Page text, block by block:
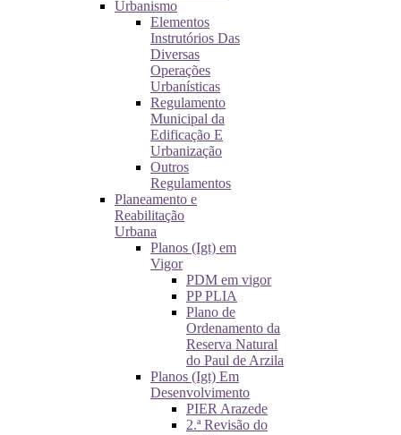
Urbanismo
Elementos
Instrutórios Das
Diversas
Operações
Urbanísticas
Regulamento
Municipal da
Edificação E
Urbanização
Outros
Regulamentos
Planeamento e
Reabilitação
Urbana
Planos (Igt) em
Vigor
PDM em vigor
PP PLIA
Plano de
Ordenamento da
Reserva Natural
do Paul de Arzila
Planos (Igt) Em
Desenvolvimento
PIER Arazede
2.ª Revisão do